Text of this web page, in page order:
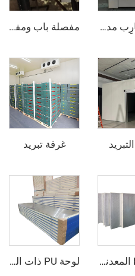
مفصلة باب ومفتوح الباب - كلها مدفونة
غرفة تبريد
لوحة PU ذات الوجه الفولاذي الصدأي